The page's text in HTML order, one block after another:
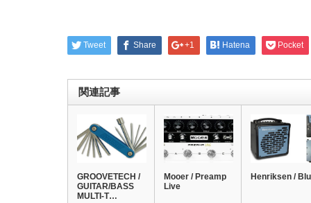
Tweet Share +1 Hatena Pocket
関連記事
GROOVETECH /
GUITAR/BASS
MULTI-T…
Mooer / Preamp
Live
Henriksen / Blu